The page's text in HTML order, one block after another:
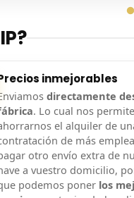
inmejorables
directamente
. Lo cual nos permite
el alquiler de
de más
otro envío extra de
a vuestro domicilio,
podemos poner los